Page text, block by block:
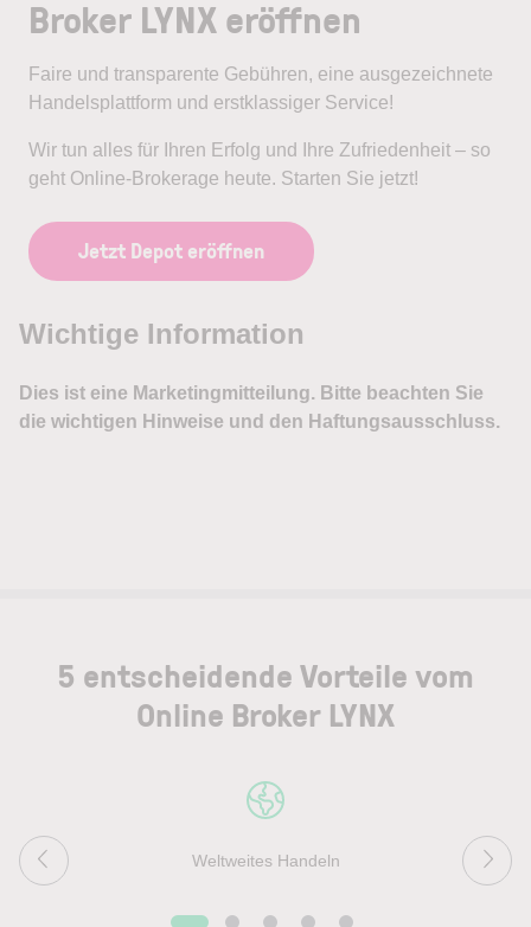
Broker LYNX eröffnen
Faire und transparente Gebühren, eine ausgezeichnete
Handelsplattform und erstklassiger Service!
Wir tun alles für Ihren Erfolg und Ihre Zufriedenheit – so
geht Online-Brokerage heute. Starten Sie jetzt!
Jetzt Depot eröffnen
5 entscheidende Vorteile vom
Online Broker LYNX
Weltweites Handeln